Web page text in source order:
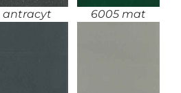
antracyt 6005 mat